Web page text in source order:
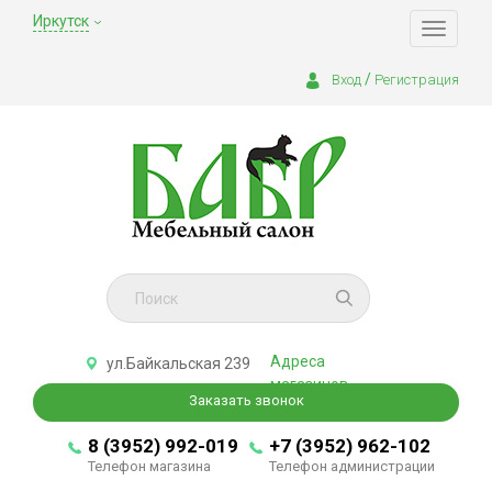
Иркутск
Toggle
Вход / Регистрация
ул.Байкальская 239
Адреса
магазинов
Заказать звонок
8 (3952) 992-019
Телефон магазина
+7 (3952) 962-102
Телефон администрации